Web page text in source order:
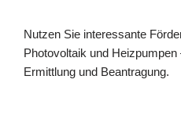
Nutzen Sie interessante
Photovoltaik und
Ermittlung und Beantragung.